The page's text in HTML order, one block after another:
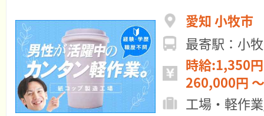
愛知 小牧市
最寄駅：小
時給:1,350
260,000円
工場・軽作